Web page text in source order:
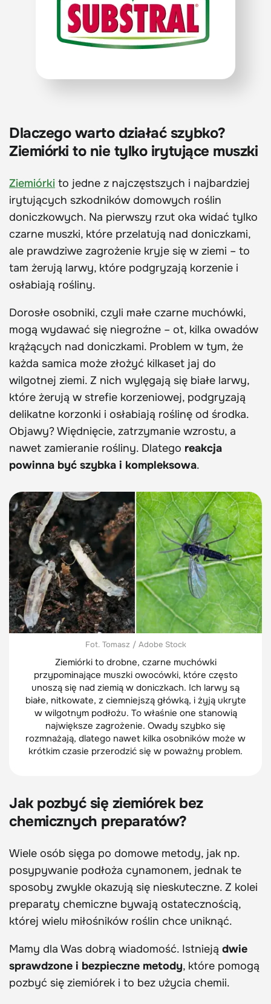
Dlaczego warto działać szybko?
Ziemiórki to nie tylko irytujące muszki
Ziemiórki to jedne z najczęstszych i najbardziej
irytujących szkodników domowych roślin
doniczkowych. Na pierwszy rzut oka widać tylko
czarne muszki, które przelatują nad doniczkami,
ale prawdziwe zagrożenie kryje się w ziemi – to
tam żerują larwy, które podgryzają korzenie i
osłabiają rośliny.
Dorosłe osobniki, czyli małe czarne muchówki,
mogą wydawać się niegroźne – ot, kilka owadów
krążących nad doniczkami. Problem w tym, że
każda samica może złożyć kilkaset jaj do
wilgotnej ziemi. Z nich wylęgają się białe larwy,
które żerują w strefie korzeniowej, podgryzają
delikatne korzonki i osłabiają roślinę od środka.
Objawy? Więdnięcie, zatrzymanie wzrostu, a
nawet zamieranie rośliny. Dlatego reakcja
powinna być szybka i kompleksowa.
Fot. Tomasz / Adobe Stock
Ziemiórki to drobne, czarne muchówki
przypominające muszki owocówki, które często
unoszą się nad ziemią w doniczkach. Ich larwy są
białe, nitkowate, z ciemniejszą główką, i żyją ukryte
w wilgotnym podłożu. To właśnie one stanowią
największe zagrożenie. Owady szybko się
rozmnażają, dlatego nawet kilka osobników może w
krótkim czasie przerodzić się w poważny problem.
Jak pozbyć się ziemiórek bez
chemicznych preparatów?
Wiele osób sięga po domowe metody, jak np.
posypywanie podłoża cynamonem, jednak te
sposoby zwykle okazują się nieskuteczne. Z kolei
preparaty chemiczne bywają ostatecznością,
której wielu miłośników roślin chce uniknąć.
Mamy dla Was dobrą wiadomość. Istnieją dwie
sprawdzone i bezpieczne metody, które pomogą
pozbyć się ziemiórek i to bez użycia chemii.